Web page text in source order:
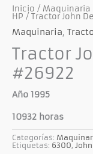
Inicio / Maquinaria
HP / Tractor John
Maquinaria,
Tractor
#26922
Año 1995
10932 horas
Categorías:
Etiquetas: 6300,